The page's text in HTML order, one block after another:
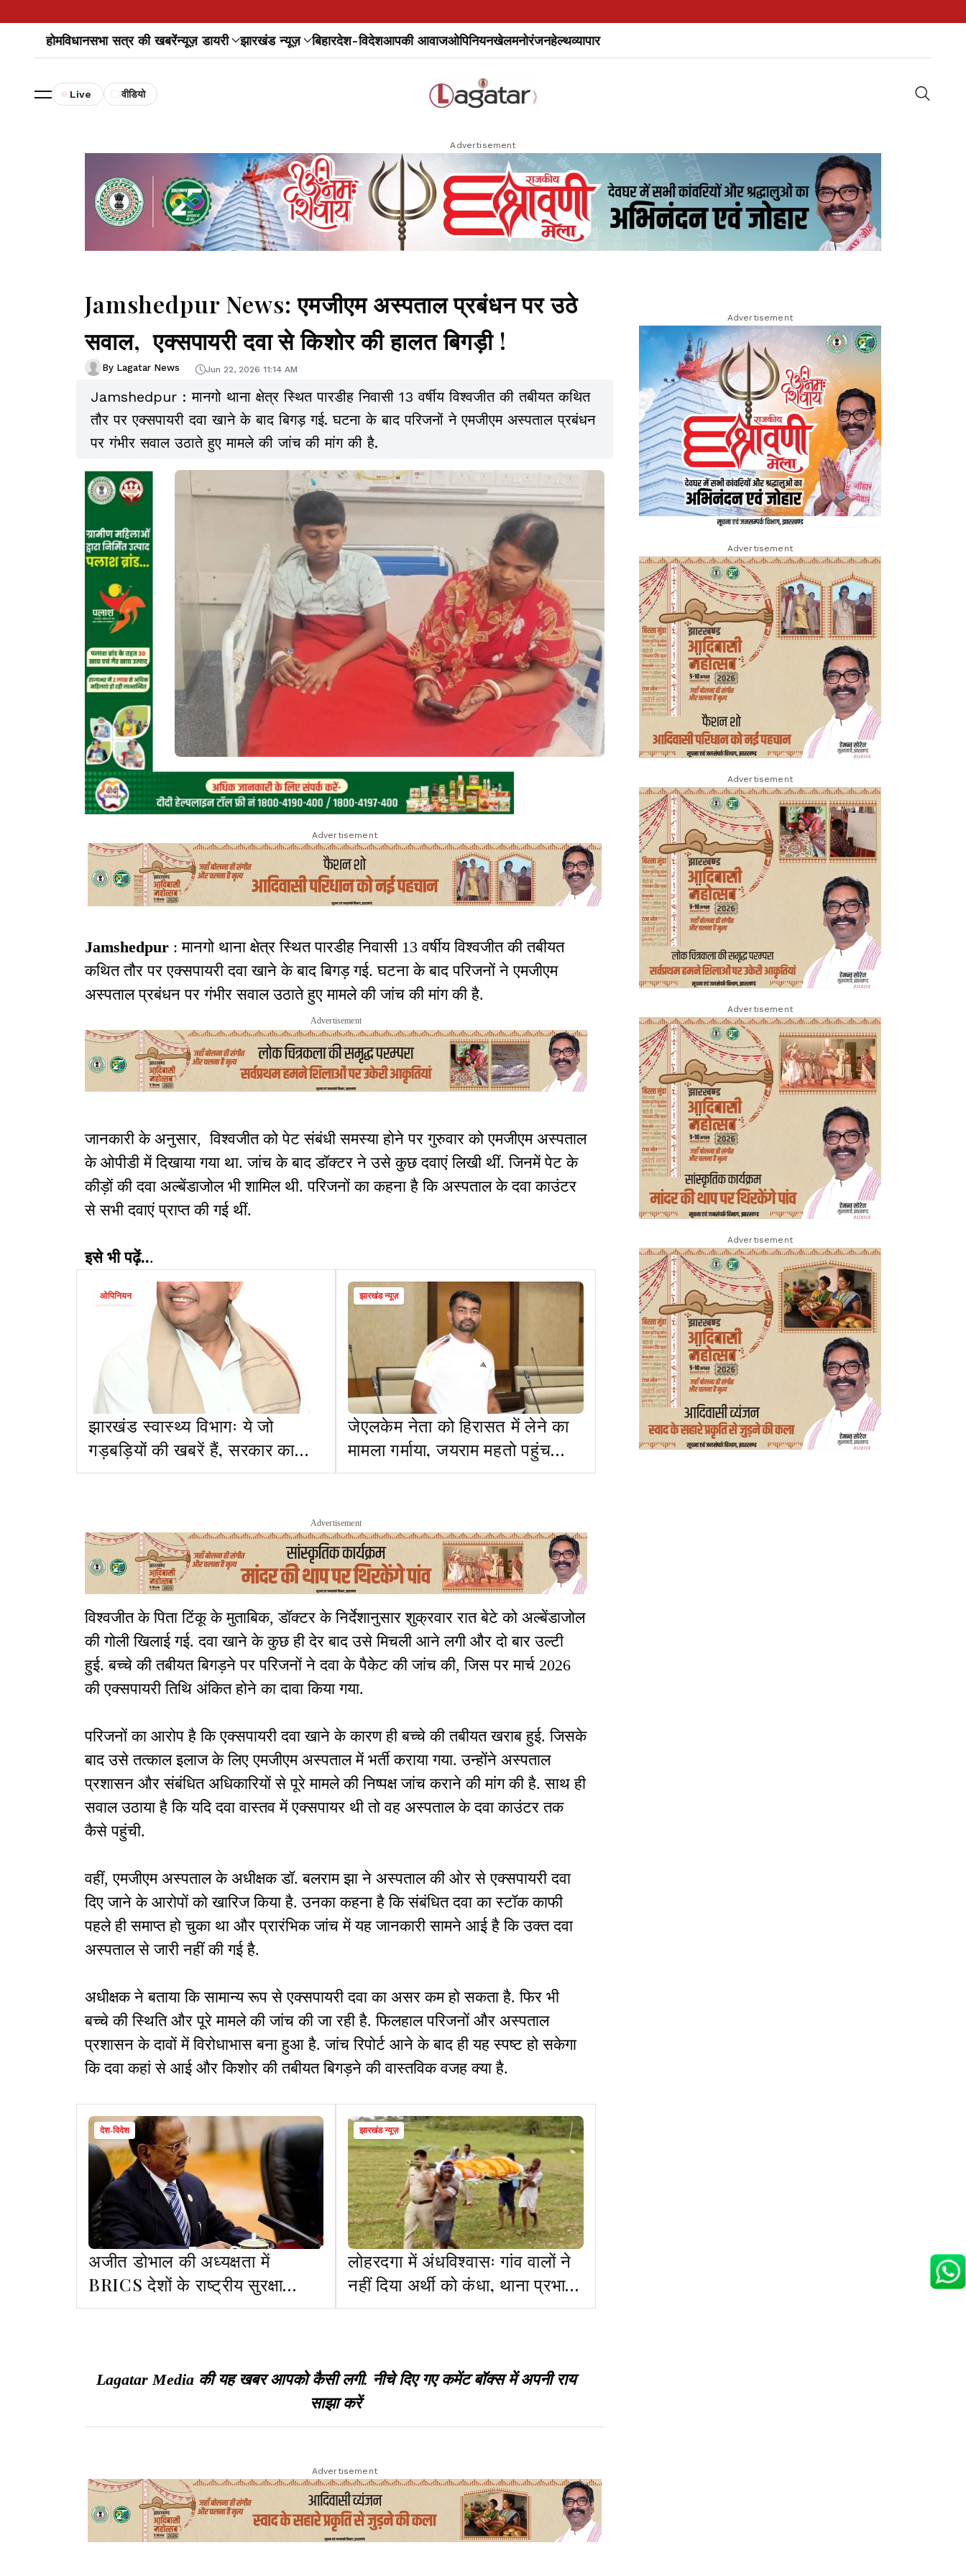
होमविधानसभा सत्र की खबरेंन्यूज़ डायरी झारखंड न्यूज़ बिहारदेश-विदेशआपकी आवाजओपिनियनखेलमनोरंजनहेल्थव्यापार
Live वीडियो
Advertisement
Jamshedpur News: एमजीएम अस्पताल प्रबंधन पर उठे
सवाल, एक्सपायरी दवा से किशोर की हालत बिगड़ी !
By Lagatar News Jun 22, 2026 11:14 AM
Jamshedpur : मानगो थाना क्षेत्र स्थित पारडीह निवासी 13 वर्षीय विश्वजीत की तबीयत कथित
तौर पर एक्सपायरी दवा खाने के बाद बिगड़ गई. घटना के बाद परिजनों ने एमजीएम अस्पताल प्रबंधन
पर गंभीर सवाल उठाते हुए मामले की जांच की मांग की है.
Advertisement
Jamshedpur : मानगो थाना क्षेत्र स्थित पारडीह निवासी 13 वर्षीय विश्वजीत की तबीयत
कथित तौर पर एक्सपायरी दवा खाने के बाद बिगड़ गई. घटना के बाद परिजनों ने एमजीएम
अस्पताल प्रबंधन पर गंभीर सवाल उठाते हुए मामले की जांच की मांग की है.
Advertisement
जानकारी के अनुसार, विश्वजीत को पेट संबंधी समस्या होने पर गुरुवार को एमजीएम अस्पताल
के ओपीडी में दिखाया गया था. जांच के बाद डॉक्टर ने उसे कुछ दवाएं लिखी थीं. जिनमें पेट के
कीड़ों की दवा अल्बेंडाजोल भी शामिल थी. परिजनों का कहना है कि अस्पताल के दवा काउंटर
से सभी दवाएं प्राप्त की गई थीं.
इसे भी पढ़ें...
ओपिनियन
झारखंड स्वास्थ्य विभागः ये जो
गड़बड़ियों की खबरें हैं, सरकार का
सिरदर्द बनेगा
झारखंड न्यूज़
जेएलकेम नेता को हिरासत में लेने का
मामला गर्माया, जयराम महतो पहुंच
सकते हैं बालूमाथ
Advertisement
विश्वजीत के पिता टिंकू के मुताबिक, डॉक्टर के निर्देशानुसार शुक्रवार रात बेटे को अल्बेंडाजोल
की गोली खिलाई गई. दवा खाने के कुछ ही देर बाद उसे मिचली आने लगी और दो बार उल्टी
हुई. बच्चे की तबीयत बिगड़ने पर परिजनों ने दवा के पैकेट की जांच की, जिस पर मार्च 2026
की एक्सपायरी तिथि अंकित होने का दावा किया गया.
परिजनों का आरोप है कि एक्सपायरी दवा खाने के कारण ही बच्चे की तबीयत खराब हुई. जिसके
बाद उसे तत्काल इलाज के लिए एमजीएम अस्पताल में भर्ती कराया गया. उन्होंने अस्पताल
प्रशासन और संबंधित अधिकारियों से पूरे मामले की निष्पक्ष जांच कराने की मांग की है. साथ ही
सवाल उठाया है कि यदि दवा वास्तव में एक्सपायर थी तो वह अस्पताल के दवा काउंटर तक
कैसे पहुंची.
वहीं, एमजीएम अस्पताल के अधीक्षक डॉ. बलराम झा ने अस्पताल की ओर से एक्सपायरी दवा
दिए जाने के आरोपों को खारिज किया है. उनका कहना है कि संबंधित दवा का स्टॉक काफी
पहले ही समाप्त हो चुका था और प्रारंभिक जांच में यह जानकारी सामने आई है कि उक्त दवा
अस्पताल से जारी नहीं की गई है.
अधीक्षक ने बताया कि सामान्य रूप से एक्सपायरी दवा का असर कम हो सकता है. फिर भी
बच्चे की स्थिति और पूरे मामले की जांच की जा रही है. फिलहाल परिजनों और अस्पताल
प्रशासन के दावों में विरोधाभास बना हुआ है. जांच रिपोर्ट आने के बाद ही यह स्पष्ट हो सकेगा
कि दवा कहां से आई और किशोर की तबीयत बिगड़ने की वास्तविक वजह क्या है.
देश-विदेश
अजीत डोभाल की अध्यक्षता में
BRICS देशों के राष्ट्रीय सुरक्षा
सलाहकारों की मीटिंग दिल्ली में आज से
झारखंड न्यूज़
लोहरदगा में अंधविश्वासः गांव वालों ने
नहीं दिया अर्थी को कंधा, थाना प्रभारी
ने उठाया शव और पहुंचाया श्मशान
Lagatar Media की यह खबर आपको कैसी लगी. नीचे दिए गए कमेंट बॉक्स में अपनी राय
साझा करें
Advertisement
Advertisement
Advertisement
Advertisement
Advertisement
Advertisement